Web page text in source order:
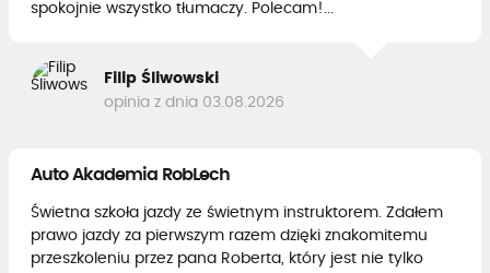
spokojnie wszystko tłumaczy. Polecam!...
Filip Śliwowski
opinia z dnia 03.08.2026
Auto Akademia RobLech
Świetna szkoła jazdy ze świetnym instruktorem. Zdałem
prawo jazdy za pierwszym razem dzięki znakomitemu
przeszkoleniu przez pana Roberta, który jest nie tylko